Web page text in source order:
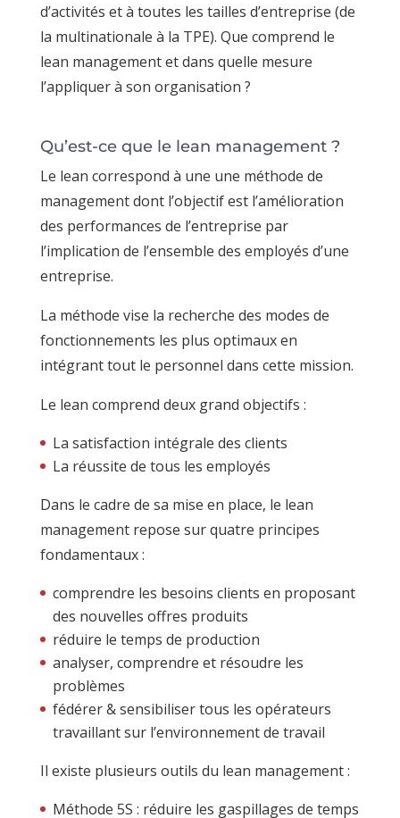
d’activités et à toutes les tailles d’entreprise (de
la multinationale à la TPE). Que comprend le
lean management et dans quelle mesure
l’appliquer à son organisation ?
Qu’est-ce que le lean management ?
Le lean correspond à une une méthode de
management dont l’objectif est l’amélioration
des performances de l’entreprise par
l’implication de l’ensemble des employés d’une
entreprise.
La méthode vise la recherche des modes de
fonctionnements les plus optimaux en
intégrant tout le personnel dans cette mission.
Le lean comprend deux grand objectifs :
La satisfaction intégrale des clients
La réussite de tous les employés
Dans le cadre de sa mise en place, le lean
management repose sur quatre principes
fondamentaux :
comprendre les besoins clients en proposant
des nouvelles offres produits
réduire le temps de production
analyser, comprendre et résoudre les
problèmes
fédérer & sensibiliser tous les opérateurs
travaillant sur l’environnement de travail
Il existe plusieurs outils du lean management :
Méthode 5S : réduire les gaspillages de temps